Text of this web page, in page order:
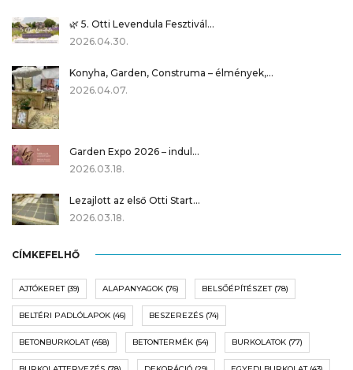
🌿 5. Otti Levendula Fesztivál…
2026.04.30.
Konyha, Garden, Construma – élmények,…
2026.04.07.
Garden Expo 2026 – indul…
2026.03.18.
Lezajlott az első Otti Start…
2026.03.18.
CÍMKEFELHŐ
AJTÓKERET(39) ALAPANYAGOK (76) BELSŐÉPÍTÉSZET(78)
BELTÉRI PADLÓLAPOK (46) BESZEREZÉS (74)
BETONBURKOLAT(458) BETONTERMÉK (54) BURKOLATOK (77)